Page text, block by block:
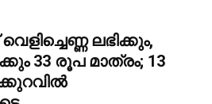
ലഭിക്കും,
33 രൂപ മാത്രം; 13